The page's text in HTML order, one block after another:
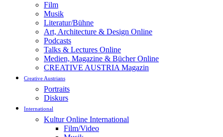
Film
Musik
Literatur/Bühne
Art, Architecture & Design Online
Podcasts
Talks & Lectures Online
Medien, Magazine & Bücher Online
CREATIVE AUSTRIA Magazin
Creative Austrians
Portraits
Diskurs
International
Kultur Online International
Film/Video